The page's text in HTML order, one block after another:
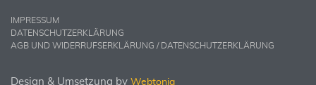
IMPRESSUM
DATENSCHUTZERKLÄRUNG
AGB UND WIDERRUFSERKLÄRUNG / DATENSCHUTZERKLÄRUNG
Design & Umsetzung by Webtonia